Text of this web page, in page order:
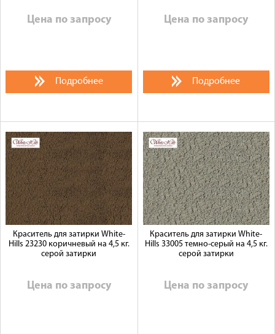
Цена по запросу
Подробнее
Цена по запросу
Подробнее
Краситель для затирки White-
Hills 23230 коричневый на 4,5 кг.
серой затирки
Цена по запросу
Краситель для затирки White-
Hills 33005 темно-серый на 4,5 кг.
серой затирки
Цена по запросу